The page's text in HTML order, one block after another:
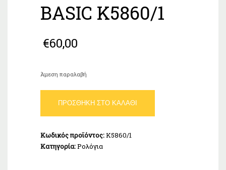
BASIC K5860/1
€60,00
Άμεση παραλαβή
MENS
BASIC
ποσότητα
ΠΡΟΣΘΉΚΗ ΣΤΟ ΚΑΛΆΘΙ
Κωδικός προϊόντος:K5860/1
Κατηγορία:Ρολόγια